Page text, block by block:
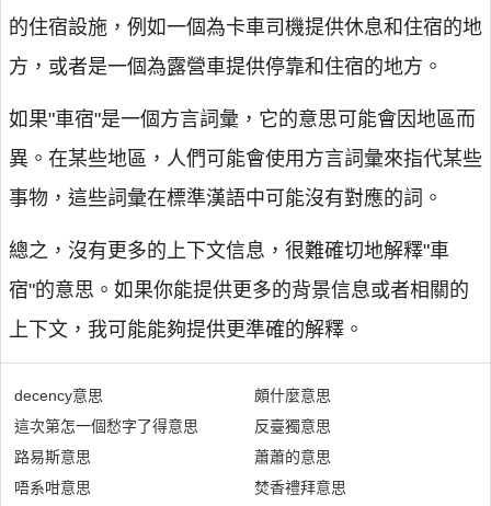
的住宿設施，例如一個為卡車司機提供休息和住宿的地
方，或者是一個為露營車提供停靠和住宿的地方。
如果"車宿"是一個方言詞彙，它的意思可能會因地區而
異。在某些地區，人們可能會使用方言詞彙來指代某些
事物，這些詞彙在標準漢語中可能沒有對應的詞。
總之，沒有更多的上下文信息，很難確切地解釋"車
宿"的意思。如果你能提供更多的背景信息或者相關的
上下文，我可能能夠提供更準確的解釋。
decency意思
這次第怎一個愁字了得意思
路易斯意思
唔系咁意思
頗什麼意思
反臺獨意思
蕭蕭的意思
焚香禮拜意思